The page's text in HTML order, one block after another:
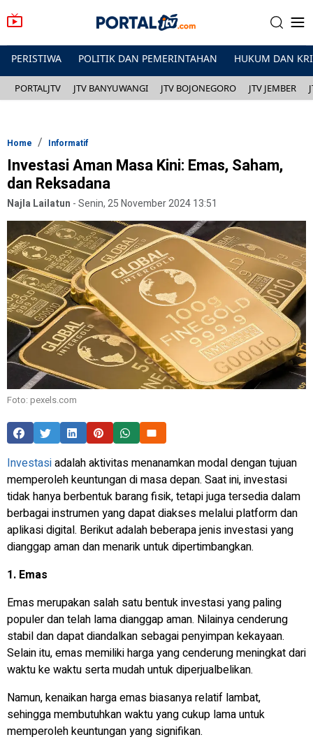
PERISTIWA POLITIK DAN PEMERINTAHAN HUKUM DAN
PORTALJTV JTV BANYUWANGI JTV BOJONEGORO JTV JEMBER
Home Informatif
Investasi Aman Masa Kini: Emas, Saham,
dan Reksadana
Najla Lailatun -Senin, 25 November 2024 13:51
Foto: pexels.com
Investasiadalah aktivitas menanamkan modal dengan tujuan
memperoleh keuntungan di masa depan. Saat ini, investasi
tidak hanya berbentuk barang fisik, tetapi juga tersedia dalam
berbagai instrumen yang dapat diakses melalui platform dan
aplikasi digital. Berikut adalah beberapa jenis investasi yang
dianggap aman dan menarik untuk dipertimbangkan.
1. Emas
Emas merupakan salah satu bentuk investasi yang paling
populer dan telah lama dianggap aman. Nilainya cenderung
stabil dan dapat diandalkan sebagai penyimpan kekayaan.
Selain itu, emas memiliki harga yang cenderung meningkat dari
waktu ke waktu serta mudah untuk diperjualbelikan.
Namun, kenaikan harga emas biasanya relatif lambat,
sehingga membutuhkan waktu yang cukup lama untuk
memperoleh keuntungan yang signifikan.